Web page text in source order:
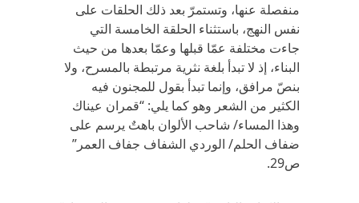
منفصلة عنها، وتستمرّ بعد ذلك الحلقات على
نفس النهج، باستثناء الحلقة الخامسة التي
جاءت مختلفة عمّا قبلها وعمّا بعدها من حيث
البناء، إذ لا تبدأ بلغة نثرية مرتبطة بالمسرح، ولا
بنصّ مرافق، وإنما تبدأ بقول للمجنون فيه
الكثير من الشعر وهو كما يلي: “قمران عيناك
وهذا المساء/ شاحب الألوان باهتٌ يرسم على
ضفاف الحلم/ الوردي الشفاف جفاف العمر”
ص29.